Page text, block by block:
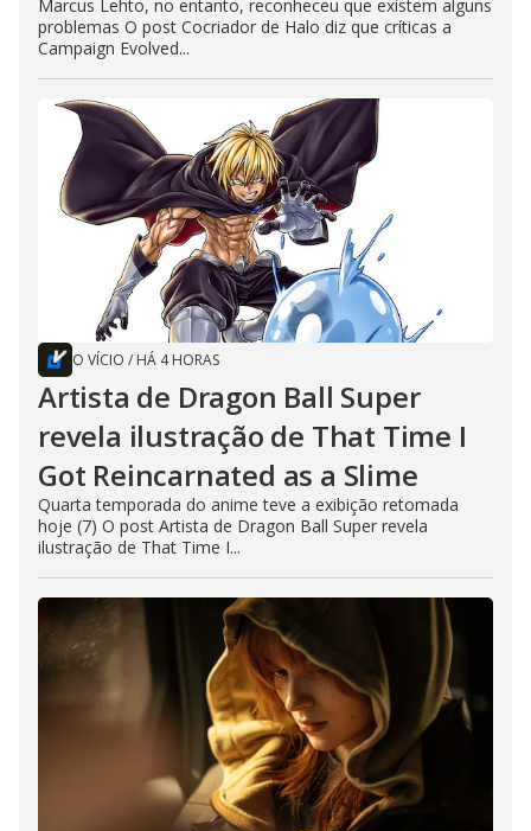
Marcus Lehto, no entanto, reconheceu que existem alguns
problemas O post Cocriador de Halo diz que críticas a
Campaign Evolved...
O VÍCIO / HÁ 4 HORAS
Artista de Dragon Ball Super
revela ilustração de That Time I
Got Reincarnated as a Slime
Quarta temporada do anime teve a exibição retomada
hoje (7) O post Artista de Dragon Ball Super revela
ilustração de That Time I...